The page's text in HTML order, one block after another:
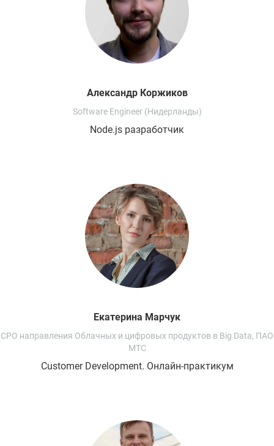
Александр Коржиков
Software Engineer (Нидерланды)
Node.js разработчик
Екатерина Марчук
СРО направления Облачных и цифровых продуктов в Big Data, ПАО
МТС
Customer Development. Онлайн-практикум